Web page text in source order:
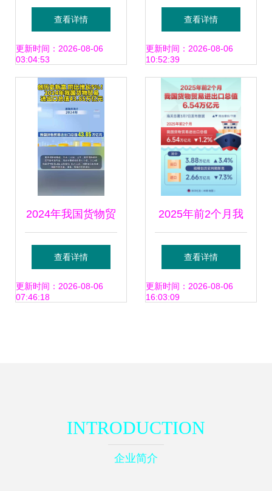
与家具城货运仓库
的物流新篇章
查看详情
更新时间：2026-08-06
03:04:53
重要变更与操作注
意点
查看详情
更新时间：2026-08-06
10:52:39
2024年我国货物贸
易进出口总值达
43.85万亿元
查看详情
更新时间：2026-08-06
07:46:18
2025年前2个月我
国货物贸易进出口
总值6.54万亿元，
查看详情
更新时间：2026-08-06
16:03:09
INTRODUCTION
企业简介